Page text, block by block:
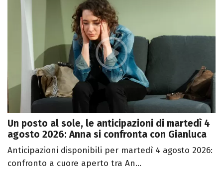
Un posto al sole, le anticipazioni di martedì 4
agosto 2026: Anna si confronta con Gianluca
Anticipazioni disponibili per martedì 4 agosto 2026:
confronto a cuore aperto tra An...